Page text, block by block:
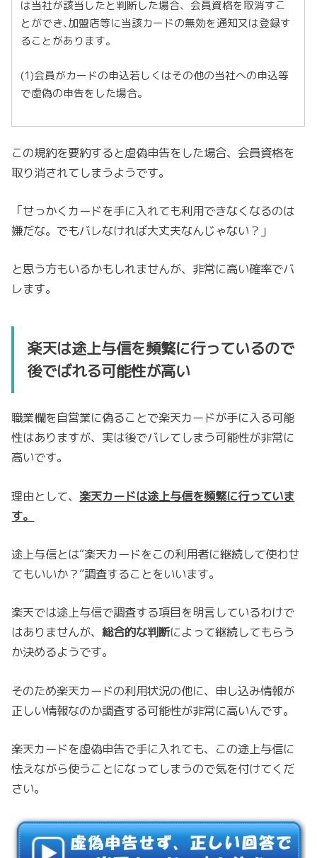
は当社が該当したと判断した場合、会員資格を取消すこ
とができ､加盟店等に当該カードの無効を通知又は登録す
ることがあります｡
(1)会員がカードの申込若しくはその他の当社への申込等
で虚偽の申告をした場合｡
この規約を要約すると虚偽申告をした場合、会員資格を
取り消されてしまうようです。
「せっかくカードを手に入れても利用できなくなるのは
嫌だな。でもバレなければ大丈夫なんじゃない？」
と思う方もいるかもしれませんが、非常に高い確率でバ
レます。
楽天は途上与信を頻繁に行っているので
後でばれる可能性が高い
職業欄を自営業に偽ることで楽天カードが手に入る可能
性はありますが、実は後でバレてしまう可能性が非常に
高いです。
理由として、 楽天カードは途上与信を頻繁に行っていま
す。
途上与信とは“楽天カードをこの利用者に継続して使わせ
てもいいか？”調査することをいいます。
楽天では途上与信で調査する項目を明言しているわけで
はありませんが、総合的な判断によって継続してもらう
か決めるようです。
そのため楽天カードの利用状況の他に、申し込み情報が
正しい情報なのか調査する可能性が非常に高いんです。
楽天カードを虚偽申告で手に入れても、この途上与信に
怯えながら使うことになってしまうので気を付けてくだ
さい。